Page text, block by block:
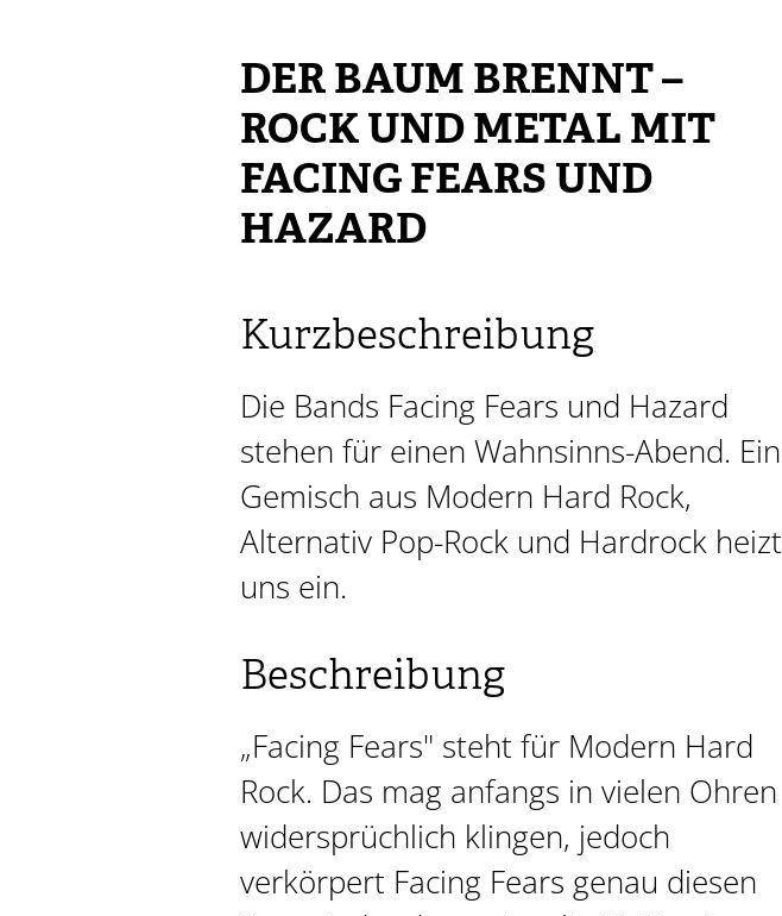
DER BAUM BRENNT –
ROCK UND METAL MIT
FACING FEARS UND
HAZARD
Kurzbeschreibung
Die Bands Facing Fears und Hazard
stehen für einen Wahnsinns-Abend. Ein
Gemisch aus Modern Hard Rock,
Alternativ Pop-Rock und Hardrock heizt
uns ein.
Beschreibung
„Facing Fears" steht für Modern Hard
Rock. Das mag anfangs in vielen Ohren
widersprüchlich klingen, jedoch
verkörpert Facing Fears genau diesen